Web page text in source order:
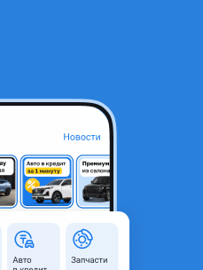
Алматы, Алматинская